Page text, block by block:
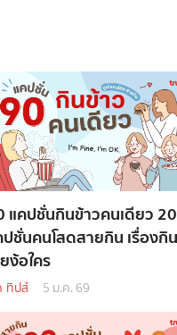
แคปชั่นกินข้าวคนเดียว
ชั่นคนโสดสายกิน เรื่องกิ
ง้อใคร
ทิปส์ 5 ม.ค. 69